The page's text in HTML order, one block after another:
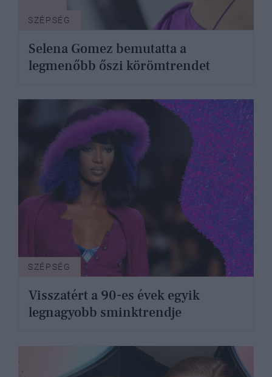
SZÉPSÉG
Selena Gomez bemutatta a
legmenőbb őszi körömtrendet
SZÉPSÉG
Visszatért a 90-es évek egyik
legnagyobb sminktrendje